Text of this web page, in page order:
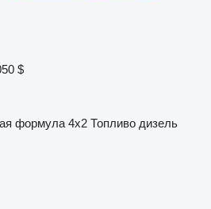
$
формула 4x2 Топливо дизель